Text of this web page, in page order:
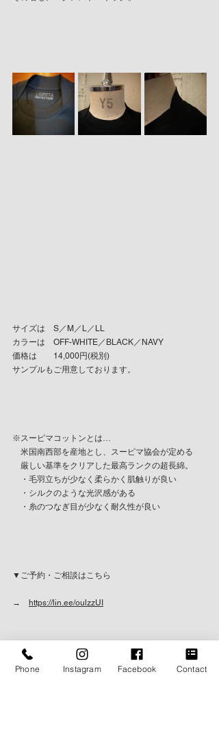
サイズは　S／M／L／LL
カラーは　OFF-WHITE／BLACK／NAVY
価格は　　14,000円(税別)
サンプルもご用意しております。
※スーピマコットンとは…
米国南西部を産地とし、スーピマ協会が定める
厳しい基準をクリアした最高ランクの超長綿。
・毛羽立ちが少なく柔らかく肌触りが良い
・シルクのような光沢感がある
・糸のつなぎ目が少なく耐久性が良い
▼ご予約・ご相談はこちら
→ https://lin.ee/oulzzUI
▼オーダースーツについてはこちら
Phone Instagram Facebook Contact